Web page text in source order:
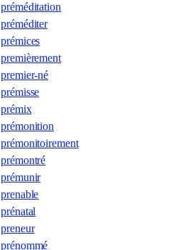
préméditation
préméditer
prémices
premièrement
premier-né
prémisse
prémix
prémonition
prémonitoirement
prémontré
prémunir
prenable
prénatal
preneur
prénommé